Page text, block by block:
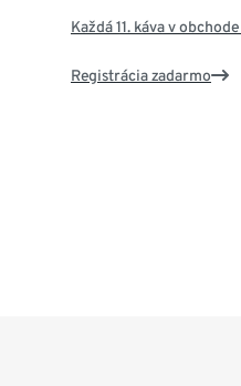
Každá 11. káva v
Registrácia zadarmo